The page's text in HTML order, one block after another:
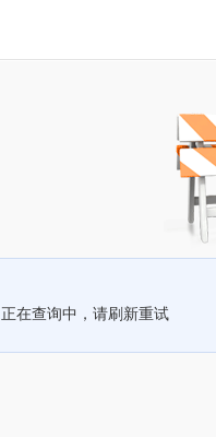
正在查询中，请刷新重试